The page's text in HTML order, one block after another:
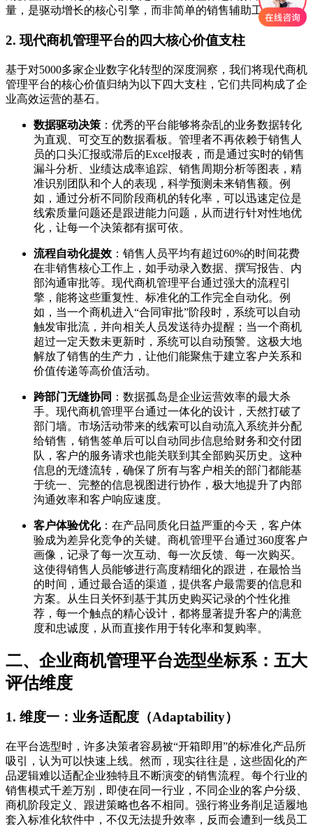
量，是驱动增长的核心引擎，而非简单的销售辅助工具。
2. 现代商机管理平台的四大核心价值支柱
基于对5000多家企业数字化转型的深度洞察，我们将现代商机
管理平台的核心价值归纳为以下四大支柱，它们共同构成了企
业高效运营的基石。
数据驱动决策 ：优秀的平台能够将杂乱的业务数据转化
为直观、可交互的数据看板。管理者不再依赖于销售人
员的口头汇报或滞后的Excel报表，而是通过实时的销售
漏斗分析、业绩达成率追踪、销售周期分析等图表，精
准识别团队和个人的表现，科学预测未来销售额。例
如，通过分析不同阶段商机的转化率，可以迅速定位是
线索质量问题还是跟进能力问题，从而进行针对性地优
化，让每一个决策都有据可依。
流程自动化提效 ：销售人员平均有超过60%的时间花费
在非销售核心工作上，如手动录入数据、撰写报告、内
部沟通审批等。现代商机管理平台通过强大的流程引
擎，能将这些重复性、标准化的工作完全自动化。例
如，当一个商机进入“合同审批”阶段时，系统可以自动
触发审批流，并向相关人员发送待办提醒；当一个商机
超过一定天数未更新时，系统可以自动预警。这极大地
解放了销售的生产力，让他们能聚焦于建立客户关系和
价值传递等高价值活动。
跨部门无缝协同 ：数据孤岛是企业运营效率的最大杀
手。现代商机管理平台通过一体化的设计，天然打破了
部门墙。市场活动带来的线索可以自动流入系统并分配
给销售，销售签单后可以自动同步信息给财务和交付团
队，客户的服务请求也能关联到其全部购买历史。这种
信息的无缝流转，确保了所有与客户相关的部门都能基
于统一、完整的信息视图进行协作，极大地提升了内部
沟通效率和客户响应速度。
客户体验优化：在产品同质化日益严重的今天，客户体
验成为差异化竞争的关键。商机管理平台通过360度客户
画像，记录了每一次互动、每一次反馈、每一次购买。
这使得销售人员能够进行高度精细化的跟进，在最恰当
的时间，通过最合适的渠道，提供客户最需要的信息和
方案。从生日关怀到基于其历史购买记录的个性化推
荐，每一个触点的精心设计，都将显著提升客户的满意
度和忠诚度，从而直接作用于转化率和复购率。
二、企业商机管理平台选型坐标系：五大
评估维度
1. 维度一：业务适配度（Adaptability）
在平台选型时，许多决策者容易被“开箱即用”的标准化产品所
吸引，认为可以快速上线。然而，现实往往是，这些固化的产
品逻辑难以适配企业独特且不断演变的销售流程。每个行业的
销售模式千差万别，即使在同一行业，不同企业的客户分级、
商机阶段定义、跟进策略也各不相同。强行将业务削足适履地
套入标准化软件中，不仅无法提升效率，反而会遭到一线员工